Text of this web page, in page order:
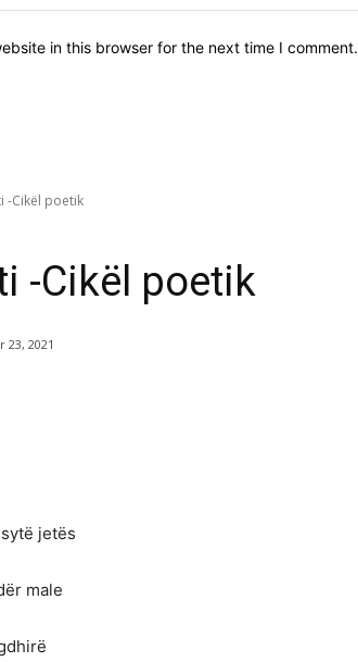
in this browser for the next time I comment.